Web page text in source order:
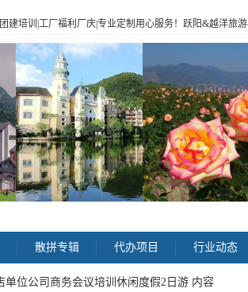
建培训|工厂福利厂庆|专业定制用心服务！跃阳&越洋旅游
散拼专辑 代办项目 行业动态
单位公司商务会议培训休闲度假2日游 内容